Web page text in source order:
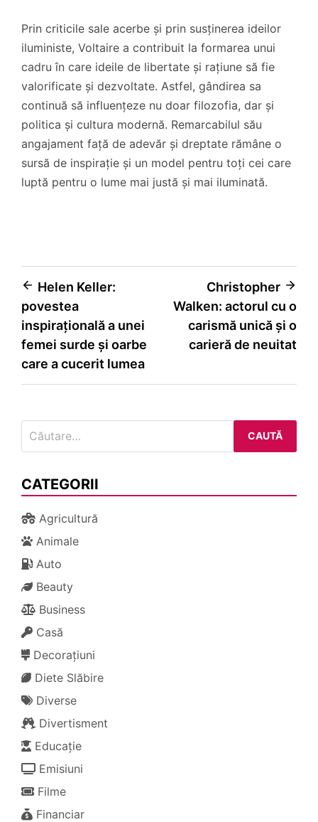
Prin criticile sale acerbe și prin susținerea ideilor
iluministe, Voltaire a contribuit la formarea unui
cadru în care ideile de libertate și rațiune să fie
valorificate și dezvoltate. Astfel, gândirea sa
continuă să influențeze nu doar filozofia, dar și
politica și cultura modernă. Remarcabilul său
angajament față de adevăr și dreptate rămâne o
sursă de inspirație și un model pentru toți cei care
luptă pentru o lume mai justă și mai iluminată.
Navigare
în
articole
Helen Keller:
povestea
inspirațională a unei
femei surde și oarbe
care a cucerit lumea
Christopher
Walken: actorul cu o
carismă unică și o
carieră de neuitat
după:
CATEGORII
Agricultură
Animale
Auto
Beauty
Business
Casă
Decorațiuni
Diete Slăbire
Diverse
Divertisment
Educație
Emisiuni
Filme
Financiar